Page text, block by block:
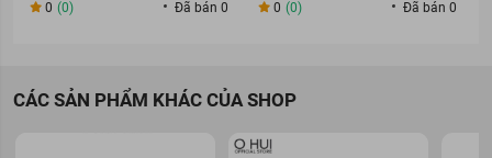
0 (0) Đã bán 0 0 (0) Đã bán 0
CÁC SẢN PHẨM KHÁC CỦA SHOP